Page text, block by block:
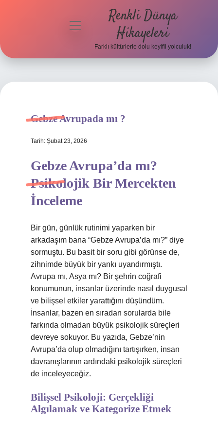
menüyü
Renkli Dünya
Hikayeleri
Farklı kültürlerle dolu keyifli yolculuk!
Gebze Avrupada mı ?
Tarih: Şubat 23, 2026
Gebze Avrupa’da mı?
Psikolojik Bir Mercekten
İnceleme
Bir gün, günlük rutinimi yaparken bir
arkadaşım bana “Gebze Avrupa’da mı?” diye
sormuştu. Bu basit bir soru gibi görünse de,
zihnimde büyük bir yankı uyandırmıştı.
Avrupa mı, Asya mı? Bir şehrin coğrafi
konumunun, insanlar üzerinde nasıl duygusal
ve bilişsel etkiler yarattığını düşündüm.
İnsanlar, bazen en sıradan sorularda bile
farkında olmadan büyük psikolojik süreçleri
devreye sokuyor. Bu yazıda, Gebze’nin
Avrupa’da olup olmadığını tartışırken, insan
davranışlarının ardındaki psikolojik süreçleri
de inceleyeceğiz.
Bilişsel Psikoloji: Gerçekliği
Algılamak ve Kategorize Etmek